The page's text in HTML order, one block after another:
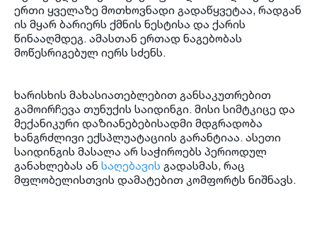
ერთი ყველაზე მოთხოვნადი გადაწყვეტაა, რადგან
ის მყარ ბარიერს ქმნის ნესტისა და ქარის
წინააღმდეგ. ამასთან ერთად ნაგებობას
მოწესრიგებულ იერს სძენს.
ხარისხის მახასიათებლებით განსაკუთრებით
გამოირჩევა თუნუქის საიდინგი. მისი სიმტკიცე და
მექანიკური დაზიანებებისადმი მდგრადობა
ხანგრძლივი ექსპლუატაციის გარანტიაა. ასეთი
საიდინგის მასალა არ საჭიროებს პერიოდულ
განახლებას ან საღებავის გადასმას, რაც
მფლობელისთვის დამატებით კომფორტს ნიშნავს.